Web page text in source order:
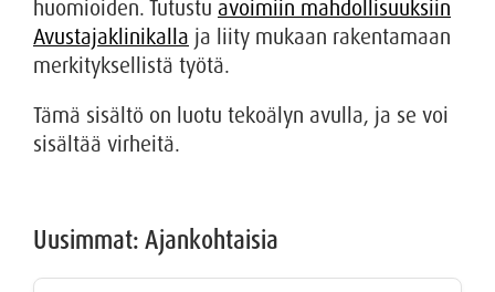
huomioiden. Tutustu avoimiin mahdollisuuksiin
Avustajaklinikalla ja liity mukaan rakentamaan
merkityksellistä työtä.
Tämä sisältö on luotu tekoälyn avulla, ja se voi
sisältää virheitä.
Uusimmat: Ajankohtaisia